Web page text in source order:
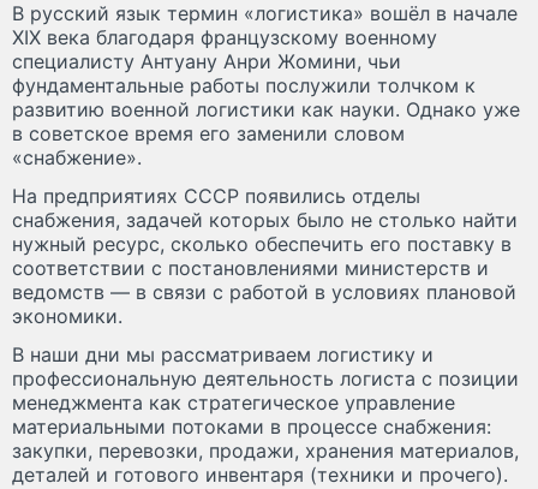
В русский язык термин «логистика» вошёл в начале
XIX века благодаря французскому военному
специалисту Антуану Анри Жомини, чьи
фундаментальные работы послужили толчком к
развитию военной логистики как науки. Однако уже
в советское время его заменили словом
«снабжение».
На предприятиях СССР появились отделы
снабжения, задачей которых было не столько найти
нужный ресурс, сколько обеспечить его поставку в
соответствии с постановлениями министерств и
ведомств — в связи с работой в условиях плановой
экономики.
В наши дни мы рассматриваем логистику и
профессиональную деятельность логиста с позиции
менеджмента как стратегическое управление
материальными потоками в процессе снабжения:
закупки, перевозки, продажи, хранения материалов,
деталей и готового инвентаря (техники и прочего).